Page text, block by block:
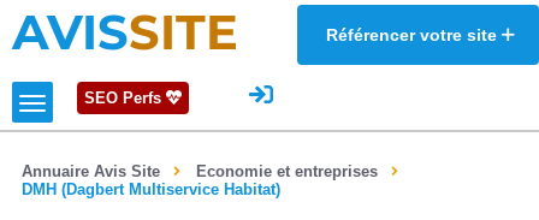
AVISSITE Référencer votre site
SEO Perfs
Annuaire Avis Site
Economie et entreprises
DMH (Dagbert Multiservice Habitat)